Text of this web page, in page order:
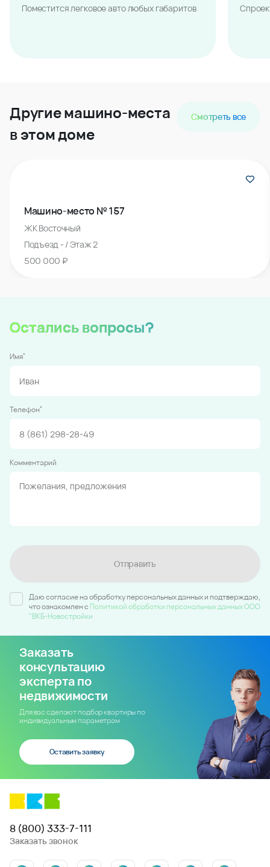
Поместится легковое авто любых габаритов
Другие машино-места
в этом доме
Смотреть все
Машино-место № 157
ЖК Восточный
Подъезд - / Этаж 2
500 000 ₽
Остались вопросы?
Имя*
Телефон*
Комментарий
Отправить
Даю согласие на обработку персональных данных и подтверждаю,
что ознакомлен c Политикой обработки персональных данных ООО
"ВКБ-Новостройки
Заказать
консультацию
эксперта по
недвижимости
Для вас сделают подбор квартиры по
индивидуальным параметрам
Оставить заявку
8 (800) 333-7-111
Заказать звонок